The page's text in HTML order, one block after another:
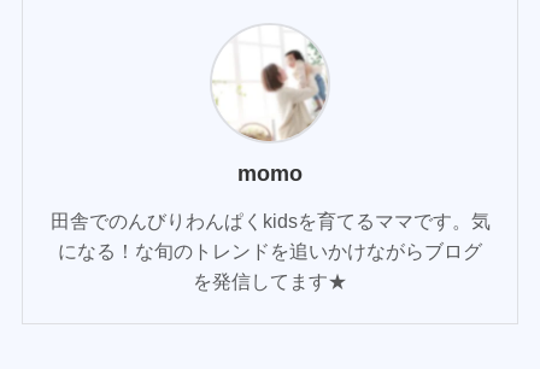
momo
田舎でのんびりわんぱくkidsを育てるママです。気
になる！な旬のトレンドを追いかけながらブログ
を発信してます★